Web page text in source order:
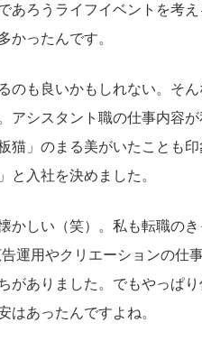
あろうライフイベントを考
かったんです。
のも良いかもしれない。そ
アシスタント職の仕事内容
猫」のまる美がいたことも
と入社を決めました。
かしい（笑）。私も転職の
運用やクリエーションの仕
がありました。でもやっぱ
はあったんですよね。